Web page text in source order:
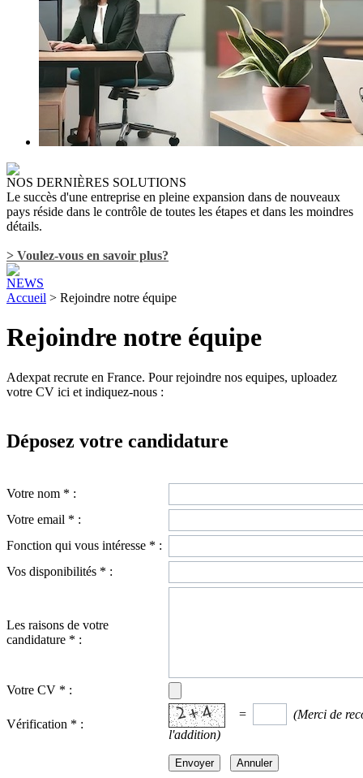
NOS DERNIÈRES SOLUTIONS
Le succès d'une entreprise en pleine expansion dans de nouveaux
pays réside dans le contrôle de toutes les étapes et dans les moindres
détails.
> Voulez-vous en savoir plus?
NEWS
Accueil > Rejoindre notre équipe
Rejoindre notre équipe
Adexpat recrute en France. Pour rejoindre nos equipes, uploadez
votre CV ici et indiquez-nous :
Déposez votre candidature
Votre nom * :
Votre email * :
Fonction qui vous intéresse * :
Vos disponibilités * :
Les raisons de votre
candidature * :
Votre CV * :
Vérification * :
=
(Merci de
l'addition)